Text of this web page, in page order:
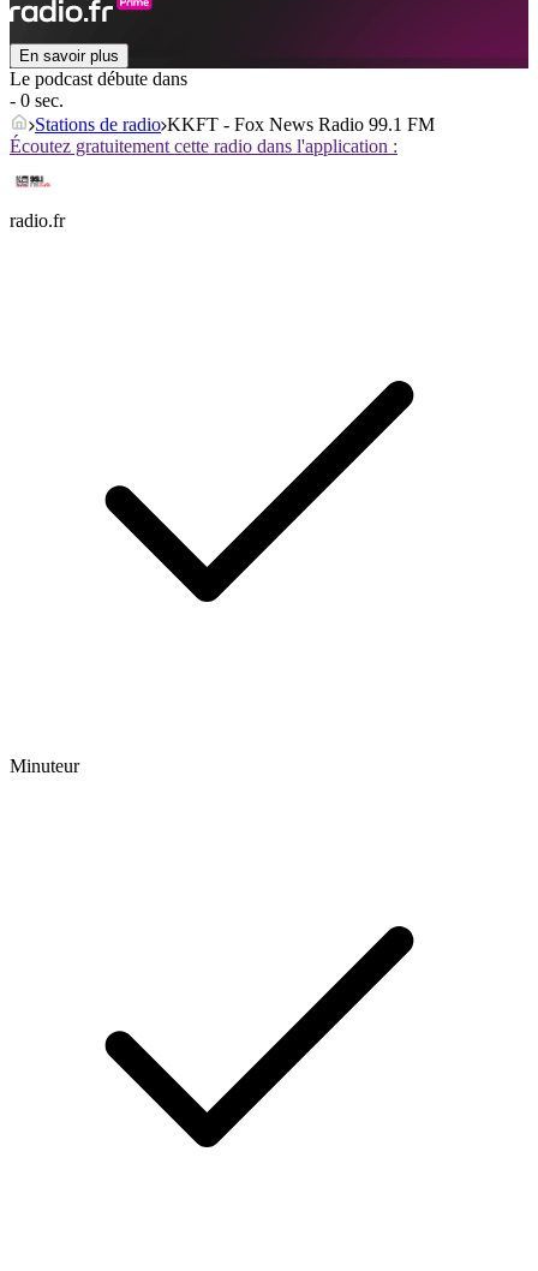
En savoir plus
Le podcast débute dans
- 0 sec.
Stations de radio KKFT - Fox News Radio 99.1 FM
Écoutez gratuitement cette radio dans l'application :
radio.fr
Minuteur